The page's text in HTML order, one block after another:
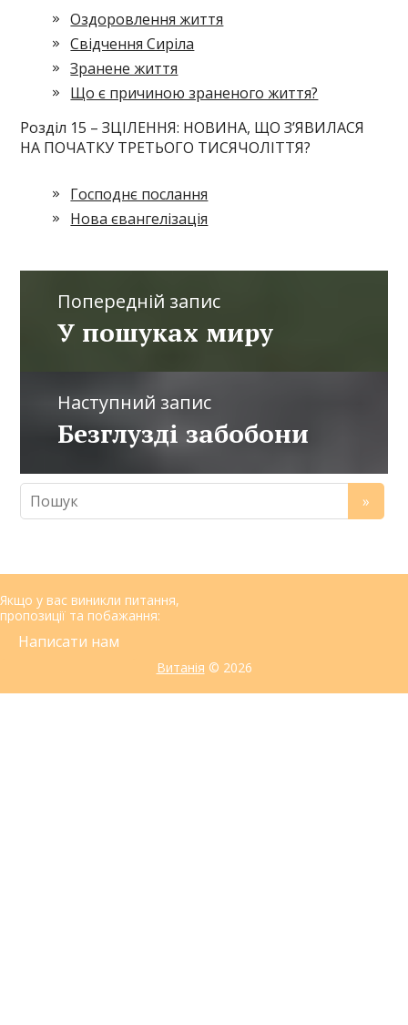
Оздоровлення життя
Свідчення Сиріла
Зранене життя
Що є причиною зраненого життя?
Розділ 15 – ЗЦІЛЕННЯ: НОВИНА, ЩО З’ЯВИЛАСЯ
НА ПОЧАТКУ ТРЕТЬОГО ТИСЯЧОЛІТТЯ?
Господнє послання
Нова євангелізація
Попередній запис
У пошуках миру
Наступний запис
Безглузді забобони
Якщо у вас виникли питання,
пропозиції та побажання:
Написати нам
Витанія © 2026